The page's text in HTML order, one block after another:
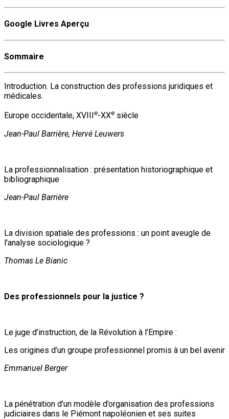
Google Livres Aperçu
Sommaire
Introduction. La construction des professions juridiques et
médicales.
Europe occidentale, XVIII e-XXe siècle
Jean-Paul Barrière, Hervé Leuwers
La professionnalisation : présentation historiographique et
bibliographique
Jean-Paul Barrière
La division spatiale des professions : un point aveugle de
l'analyse sociologique ?
Thomas Le Bianic
Des professionnels pour la justice ?
Le juge d’instruction, de la Révolution à l’Empire :
Les origines d’un groupe professionnel promis à un bel avenir
Emmanuel Berger
La pénétration d’un modèle d’organisation des professions
judiciaires dans le Piémont napoléonien et ses suites